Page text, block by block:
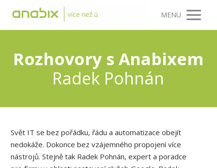
MENU
Rozhovory s Anabixem
Radek Pohnán
Svět IT se bez pořádku, řádu a automatizace obejít
nedokáže. Dokonce bez vzájemného propojení více
nástrojů. Stejně tak Radek Pohnán, expert a poradce